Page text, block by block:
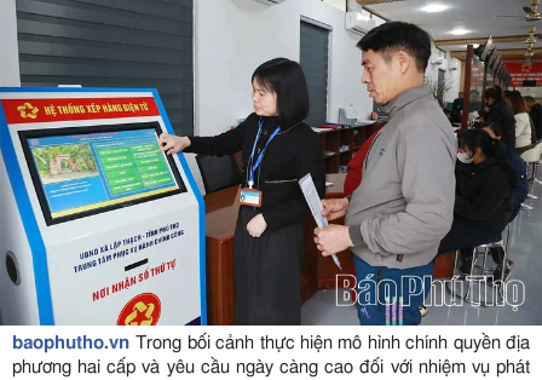
baophutho.vn Trong bối cảnh thực hiện mô hình chính quyền địa
phương hai cấp và yêu cầu ngày càng cao đối với nhiệm vụ phát